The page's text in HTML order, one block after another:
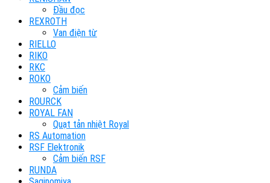
Đầu đọc
REXROTH
Van điện từ
RIELLO
RIKO
RKC
ROKO
Cảm biến
ROURCK
ROYAL FAN
Quạt tản nhiệt Royal
RS Automation
RSF Elektronik
Cảm biến RSF
RUNDA